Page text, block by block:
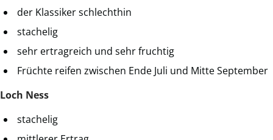
der Klassiker schlechthin
stachelig
sehr ertragreich und sehr fruchtig
Früchte reifen zwischen Ende Juli und Mitte September
Loch Ness
stachelig